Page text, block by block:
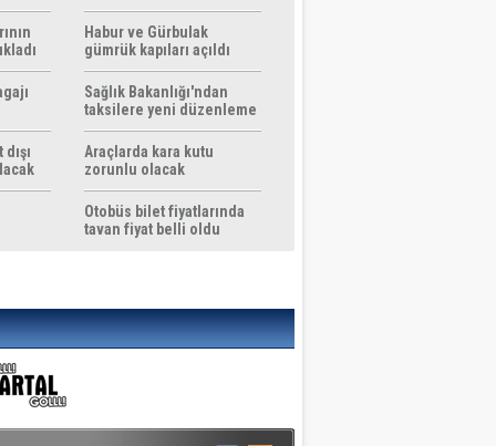
Habur ve Gürbulak
gümrük kapıları açıldı
Sağlık Bakanlığı'ndan
taksilere yeni düzenleme
Araçlarda kara kutu
zorunlu olacak
Otobüs bilet fiyatlarında
tavan fiyat belli oldu